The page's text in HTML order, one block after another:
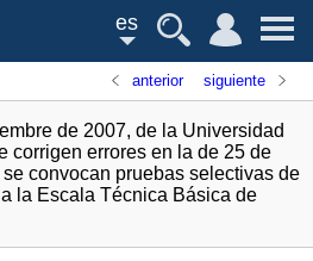
es
anterior siguiente
de 2007, de la Universidad
corrigen errores en la de 25 de
convocan pruebas selectivas de
la Escala Técnica Básica de